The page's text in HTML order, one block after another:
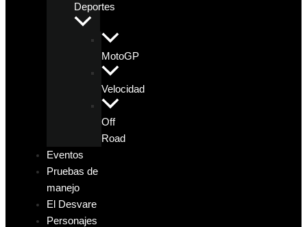
Deportes
MotoGP
Velocidad
Off
Road
Eventos
Pruebas de
manejo
El Desvare
Personajes